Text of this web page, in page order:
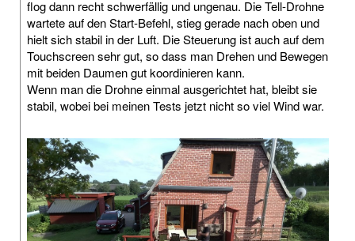
flog dann recht schwerfällig und ungenau. Die Tell-Drohne
wartete auf den Start-Befehl, stieg gerade nach oben und
hielt sich stabil in der Luft. Die Steuerung ist auch auf dem
Touchscreen sehr gut, so dass man Drehen und Bewegen
mit beiden Daumen gut koordinieren kann.
Wenn man die Drohne einmal ausgerichtet hat, bleibt sie
stabil, wobei bei meinen Tests jetzt nicht so viel Wind war.